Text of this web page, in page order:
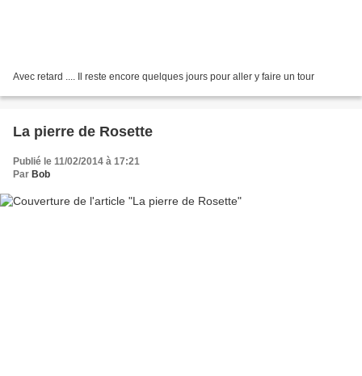
Avec retard .... Il reste encore quelques jours pour aller y faire un tour
La pierre de Rosette
Publié le 11/02/2014 à 17:21
Par Bob